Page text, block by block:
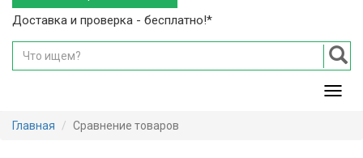
Доставка и проверка - бесплатно!*
Меню
Главная Сравнение товаров